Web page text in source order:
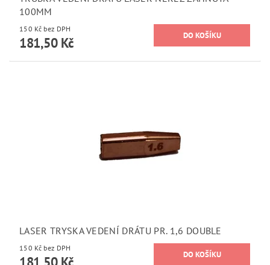
100MM
150 Kč bez DPH
181,50 Kč
LASER TRYSKA VEDENÍ DRÁTU PR. 1,6 DOUBLE
150 Kč bez DPH